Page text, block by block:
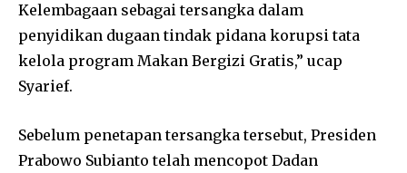
Kelembagaan sebagai tersangka dalam
penyidikan dugaan tindak pidana korupsi tata
kelola program Makan Bergizi Gratis,” ucap
Syarief.
Sebelum penetapan tersangka tersebut, Presiden
Prabowo Subianto telah mencopot Dadan